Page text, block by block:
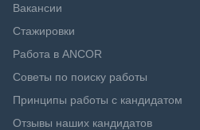
Вакансии
Стажировки
Работа в ANCOR
Советы по поиску работы
Принципы работы с кандидатом
Отзывы наших кандидатов